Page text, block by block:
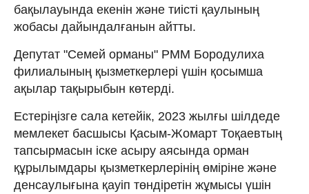
бақылауында екенін және тиісті қаулының
жобасы дайындалғанын айтты.
Депутат "Семей орманы" РММ Бородулиха
филиалының қызметкерлері үшін қосымша
ақылар тақырыбын көтерді.
Естеріңізге сала кетейік, 2023 жылғы шілдеде
мемлекет басшысы Қасым-Жомарт Тоқаевтың
тапсырмасын іске асыру аясында орман
құрылымдары қызметкерлерінің өміріне және
денсаулығына қауіп төндіретін жұмысы үшін